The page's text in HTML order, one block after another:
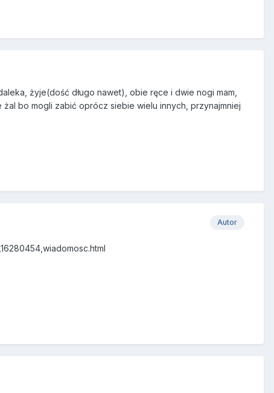
żyje(dość długo nawet), obie ręce i dwie nogi mam,
bo mogli zabić oprócz siebie wielu innych, przynajmniej
Autor